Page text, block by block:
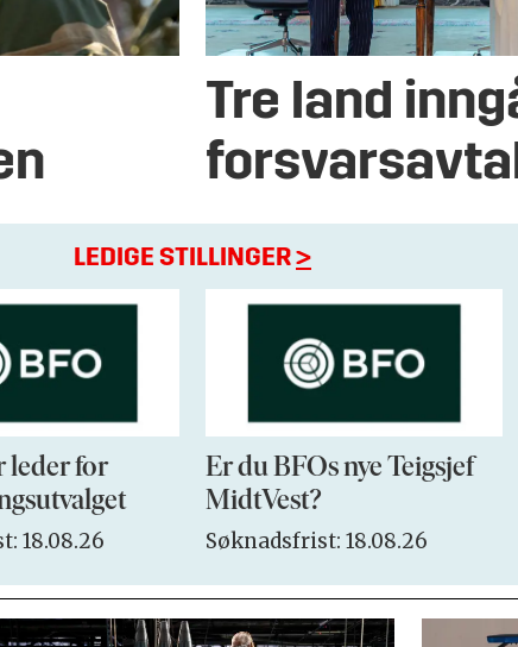
Tre land
LEDIGE STILLINGER>
leder for
18.08.26
Er du BFOs nye Teigsjef
MidtVest?
Søknadsfrist: 18.08.26